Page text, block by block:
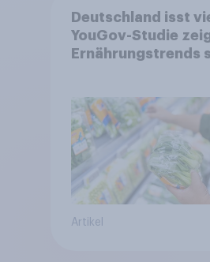
Deutschland isst
YouGov-Studie
Ernährungstrends
Artikel